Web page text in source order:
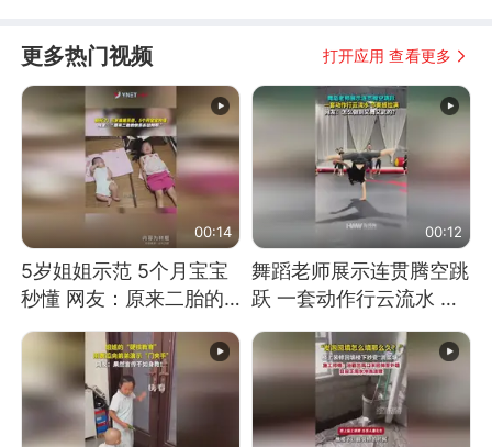
更多热门视频 打开应用 查看更多
00:14
5岁姐姐示范 5个月宝宝
秒懂 网友：原来二胎的
00:12
舞蹈老师展示连贯腾空跳
跃 一套动作行云流水 节
到又舞又武的？